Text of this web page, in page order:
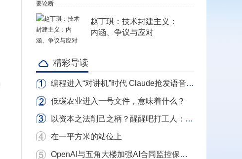
赵丁琪：技术封建主义：
内涵、争议与应对
精彩导读
编程进入“对讲机”时代 Claude抢发语音写代码 转录Token全免费
低碳农业进入一号文件，意味着什么？
以资本之法削己之柄？醒醒吧打工人：别用镣铐当武器，我们要的是砸碎镣铐的铁锤！
在一平方米的站位上
OpenAI与五角大楼加强AI合同监控保护条款